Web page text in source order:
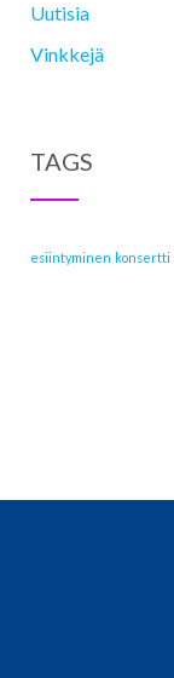
Uutisia
Vinkkejä
TAGS
esiintyminen konsertti